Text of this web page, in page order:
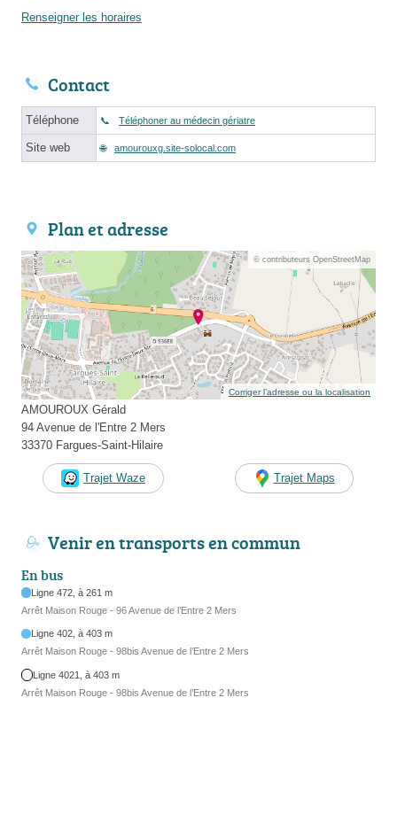
Renseigner les horaires
Contact
Téléphone Téléphoner au médecin gériatre
Site web amourouxg.site-solocal.com
Plan et adresse
© contributeurs OpenStreetMap
Corriger l’adresse ou la localisation
AMOUROUX Gérald
94 Avenue de l'Entre 2 Mers
33370 Fargues-Saint-Hilaire
Trajet Waze Trajet Maps
Venir en transports en commun
En bus
Ligne 472, à 261 m
Arrêt Maison Rouge - 96 Avenue de l’Entre 2 Mers
Ligne 402, à 403 m
Arrêt Maison Rouge - 98bis Avenue de l’Entre 2 Mers
Ligne 4021, à 403 m
Arrêt Maison Rouge - 98bis Avenue de l’Entre 2 Mers